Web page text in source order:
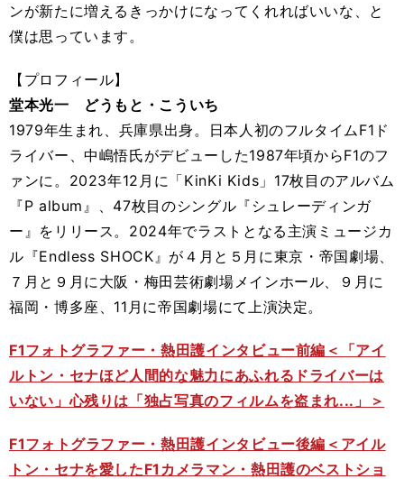
ンが新たに増えるきっかけになってくれればいいな、と
僕は思っています。
【プロフィール】
堂本光一 どうもと・こういち
1979年生まれ、兵庫県出身。日本人初のフルタイムF1ド
ライバー、中嶋悟氏がデビューした1987年頃からF1のフ
ァンに。2023年12月に「KinKi Kids」17枚目のアルバム
『P album』、47枚目のシングル『シュレーディンガ
ー』をリリース。2024年でラストとなる主演ミュージカ
ル『Endless SHOCK』が４月と５月に東京・帝国劇場、
７月と９月に大阪・梅田芸術劇場メインホール、９月に
福岡・博多座、11月に帝国劇場にて上演決定。
F1フォトグラファー・熱田護インタビュー前編＜「アイ
ルトン・セナほど人間的な魅力にあふれるドライバーは
いない」心残りは「独占写真のフィルムを盗まれ...」＞
F1フォトグラファー・熱田護インタビュー後編＜アイル
トン・セナを愛したF1カメラマン・熱田護のベストショ